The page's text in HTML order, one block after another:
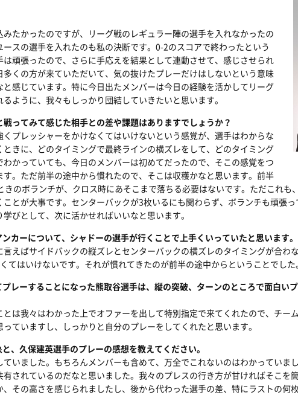
たかったのですが、リーグ戦のレギュラー陣の選手を入れなかったの
スの選手を入れたのも私の決断です。0-2のスコアで終わったという
頑張ったので、さらに手応えを結果として連動させて、感じさせられ
くの方が来ていただいて、気の抜けたプレーだけはしないという意味
感じています。特に今日出たメンバーは今日の経験を活かしてリーグ
ように、我々もしっかり団結していきたいと思います。
ってみて感じた相手との差や課題はありますでしょうか？
プレッシャーをかけなくてはいけないという感覚が、選手はわからな
きに、どのタイミングで最終ラインの横ズレをして、どのタイミング
かっていても、今日のメンバーは初めてだったので、そこの感覚をつ
。ただ前半の途中から慣れたので、そこは収穫かなと思います。前半
のボランチが、クロス時にあそこまで落ちる必要はないです。ただこれも
とが大事です。センターバックが3枚いるにも関わらず、ボランチも頑張
びとして、次に活かせればいいなと思います。
カーについて、シャドーの選手が行くことで上手くいっていたと思います。
えばサイドバックの縦ズレとセンターバックの横ズレのタイミングが合わ
てはいけないです。それが慣れてきたのが前半の途中からということでした。
レーすることになった熊取谷選手は、縦の突破、ターンのところで面白い
は我々はわかった上でオファーを出して特別指定で来てくれたので、チー
ていますし、しっかりと自分のプレーをしてくれたと思います。
、久保建英選手のプレーの感想を教えてください。
いました。もちろんメンバーも含めて、万全でこれないのはわかっていま
されているのだなと思いました。我々のプレスの行き方が甘ければそこを
その高さを感じられましたし、後から代わった選手の差、特にラストの何